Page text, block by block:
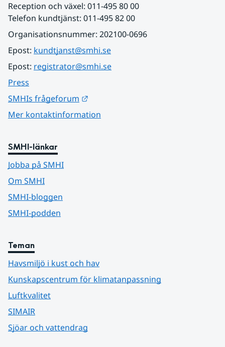
Reception och växel: 011-495 80 00
Telefon kundtjänst: 011-495 82 00
Organisationsnummer: 202100-0696
Epost: kundtjanst@smhi.se
Epost: registrator@smhi.se
Press
SMHIs frågeforum
Mer kontaktinformation
SMHI-länkar
Jobba på SMHI
Om SMHI
SMHI-bloggen
SMHI-podden
Teman
Havsmiljö i kust och hav
Kunskapscentrum för klimatanpassning
Luftkvalitet
SIMAIR
Sjöar och vattendrag